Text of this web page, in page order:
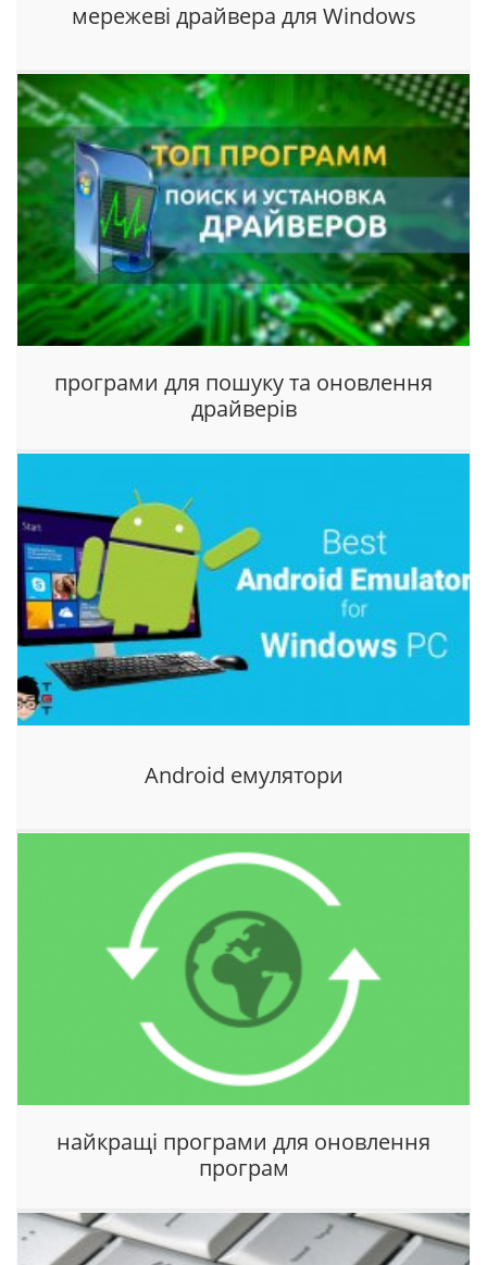
мережеві драйвера для Windows
програми для пошуку та оновлення
драйверів
Android емулятори
найкращі програми для оновлення
програм